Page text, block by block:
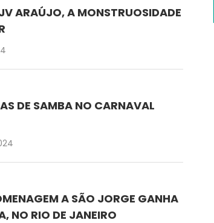
ARAÚJO, A MONSTRUOSIDADE
DE SAMBA NO CARNAVAL
A SÃO JORGE GANHA
NO RIO DE JANEIRO